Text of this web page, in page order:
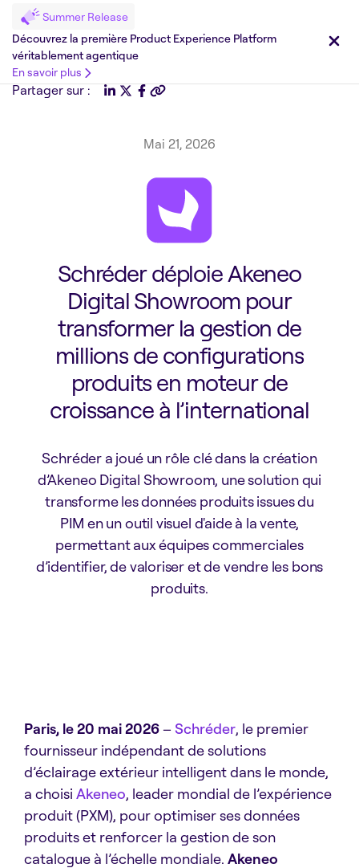
Summer Release
Découvrez la première Product Experience Platform
véritablement agentique
En savoir plus
Partager sur :
Mai 21, 2026
Schréder déploie Akeneo
Digital Showroom pour
transformer la gestion de
millions de configurations
produits en moteur de
croissance à l’international
Schréder a joué un rôle clé dans la création
d’Akeneo Digital Showroom, une solution qui
transforme les données produits issues du
PIM en un outil visuel d'aide à la vente,
permettant aux équipes commerciales
d’identifier, de valoriser et de vendre les bons
produits.
Paris, le 20 mai 2026–Schréder, le premier
fournisseur indépendant de solutions
d’éclairage extérieur intelligent dans le monde,
a choisi Akeneo, leader mondial de l’expérience
produit (PXM), pour optimiser ses données
produits et renforcer la gestion de son
catalogue à l’échelle mondiale. Akeneo